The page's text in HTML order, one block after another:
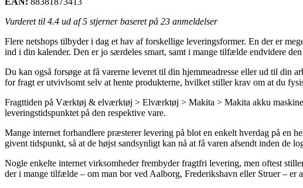
Vurderet til 4.4 ud af 5 stjerner baseret på 23 anmeldelser
Flere netshops tilbyder i dag et hav af forskellige leveringsformer. En der er
ind i din kalender. Den er jo særdeles smart, samt i mange tilfælde endvidere
Du kan også forsøge at få varerne leveret til din hjemmeadresse eller ud til din
for fragt er utvivlsomt selv at hente produkterne, hvilket stiller krav om at du
Fragttiden på Værktøj & elværktøj > Elværktøj > Makita > Makita akku
leveringstidspunktet på den respektive vare.
Mange internet forhandlere præsterer levering på blot en enkelt hverdag på en
givent tidspunkt, så at de højst sandsynligt kan nå at få varen afsendt inden de
Nogle enkelte internet virksomheder frembyder fragtfri levering, men oftest
der i mange tilfælde – om man bor ved Aalborg, Frederikshavn eller Struer – er